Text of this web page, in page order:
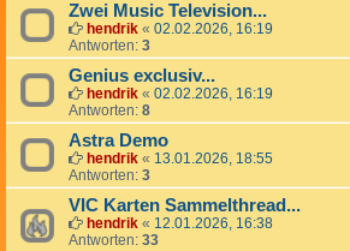
Zwei Music Television...
hendrik « 02.02.2026, 16:19
Antworten: 3
Genius exclusiv...
hendrik « 02.02.2026, 16:19
Antworten: 8
Astra Demo
hendrik « 13.01.2026, 18:55
Antworten: 3
VIC Karten Sammelthread...
hendrik « 12.01.2026, 16:38
Antworten: 33